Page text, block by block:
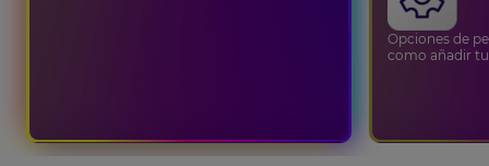
Opciones de
como añadir